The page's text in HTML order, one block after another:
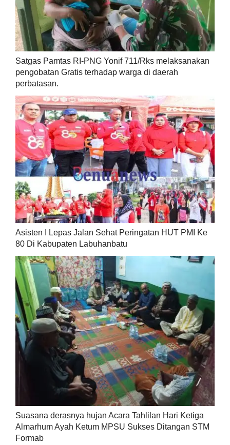
Satgas Pamtas RI-PNG Yonif 711/Rks melaksanakan
pengobatan Gratis terhadap warga di daerah
perbatasan.
Asisten I Lepas Jalan Sehat Peringatan HUT PMI Ke
80 Di Kabupaten Labuhanbatu
Suasana derasnya hujan Acara Tahlilan Hari Ketiga
Almarhum Ayah Ketum MPSU Sukses Ditangan STM
Formab